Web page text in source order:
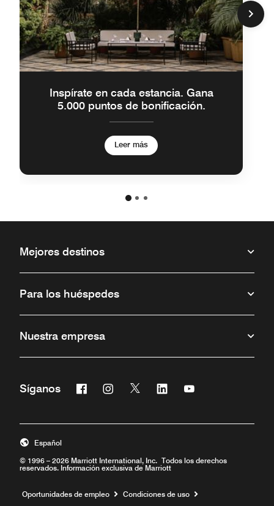
Inspírate en cada estancia. Gana
5.000 puntos de bonificación.
Leer más
Mejores destinos
Para los huéspedes
Nuestra empresa
Síganos Facebook
Abre una ventana nueva
Instagram
Abre una ventana nueva
Twitter
Abre una ventana nueva
Linkedin
Abre una ventana nueva
Abre una ventana
© 1996 – 2026 Marriott International, Inc. Todos los derechos
reservados. Información exclusiva de Marriott
Español
Oportunidades de empleo Abre una ventana nueva
Condiciones de uso